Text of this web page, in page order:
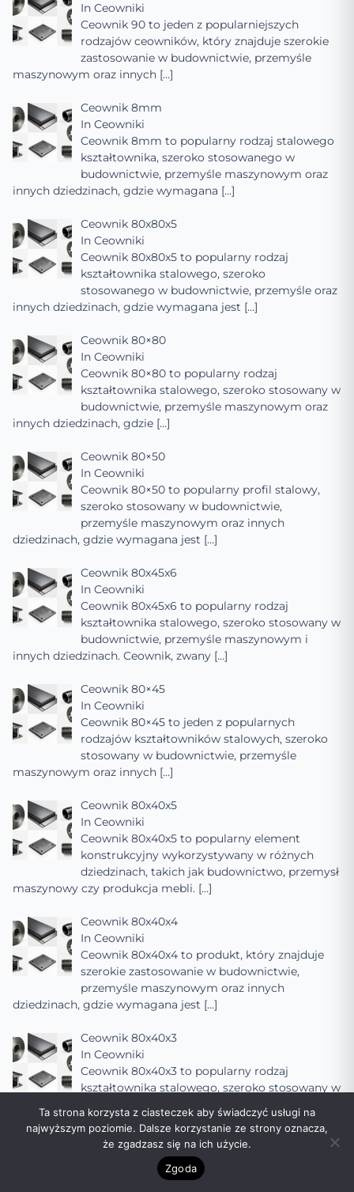
In Ceowniki
Ceownik 90 to jeden z popularniejszych
rodzajów ceowników, który znajduje szerokie
zastosowanie w budownictwie, przemyśle
maszynowym oraz innych […]
Ceownik 8mm
In Ceowniki
Ceownik 8mm to popularny rodzaj stalowego
kształtownika, szeroko stosowanego w
budownictwie, przemyśle maszynowym oraz
innych dziedzinach, gdzie wymagana […]
Ceownik 80x80x5
In Ceowniki
Ceownik 80x80x5 to popularny rodzaj
kształtownika stalowego, szeroko
stosowanego w budownictwie, przemyśle oraz
innych dziedzinach, gdzie wymagana jest […]
Ceownik 80×80
In Ceowniki
Ceownik 80×80 to popularny rodzaj
kształtownika stalowego, szeroko stosowany w
budownictwie, przemyśle maszynowym oraz
innych dziedzinach, gdzie […]
Ceownik 80×50
In Ceowniki
Ceownik 80×50 to popularny profil stalowy,
szeroko stosowany w budownictwie,
przemyśle maszynowym oraz innych
dziedzinach, gdzie wymagana jest […]
Ceownik 80x45x6
In Ceowniki
Ceownik 80x45x6 to popularny rodzaj
kształtownika stalowego, szeroko stosowany w
budownictwie, przemyśle maszynowym i
innych dziedzinach. Ceownik, zwany […]
Ceownik 80×45
In Ceowniki
Ceownik 80×45 to jeden z popularnych
rodzajów kształtowników stalowych, szeroko
stosowany w budownictwie, przemyśle
maszynowym oraz innych […]
Ceownik 80x40x5
In Ceowniki
Ceownik 80x40x5 to popularny element
konstrukcyjny wykorzystywany w różnych
dziedzinach, takich jak budownictwo, przemysł
maszynowy czy produkcja mebli. […]
Ceownik 80x40x4
In Ceowniki
Ceownik 80x40x4 to produkt, który znajduje
szerokie zastosowanie w budownictwie,
przemyśle maszynowym oraz innych
dziedzinach, gdzie wymagana jest […]
Ceownik 80x40x3
In Ceowniki
Ceownik 80x40x3 to popularny rodzaj
kształtownika stalowego, szeroko stosowany w
budownictwie, przemyśle maszynowym oraz
innych dziedzinach, gdzie[…]
Ceownik 80x40x2
Ta strona korzysta z ciasteczek aby świadczyć usługi na
najwyższym poziomie. Dalsze korzystanie ze strony oznacza,
że zgadzasz się na ich użycie.
Zgoda